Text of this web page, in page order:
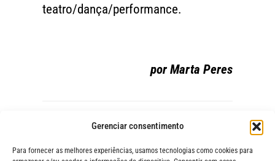
Gerenciar consentimento
Para fornecer as melhores experiências, usamos tecnologias como cookies para
teatro/dança/performance.
por Marta Peres
© CLAP